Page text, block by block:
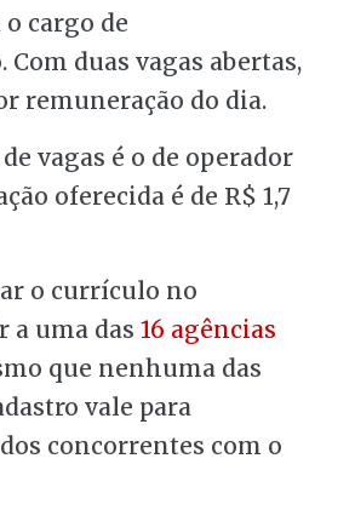
cargo de
duas vagas abertas,
remuneração do dia.
vagas é o de operador
oferecida é de R$ 1,7
o currículo no
a uma das 16 agências
que nenhuma das
vale para
concorrentes com o